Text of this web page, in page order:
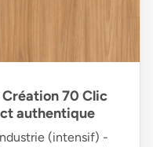
70 Clic
authentique
(intensif) -